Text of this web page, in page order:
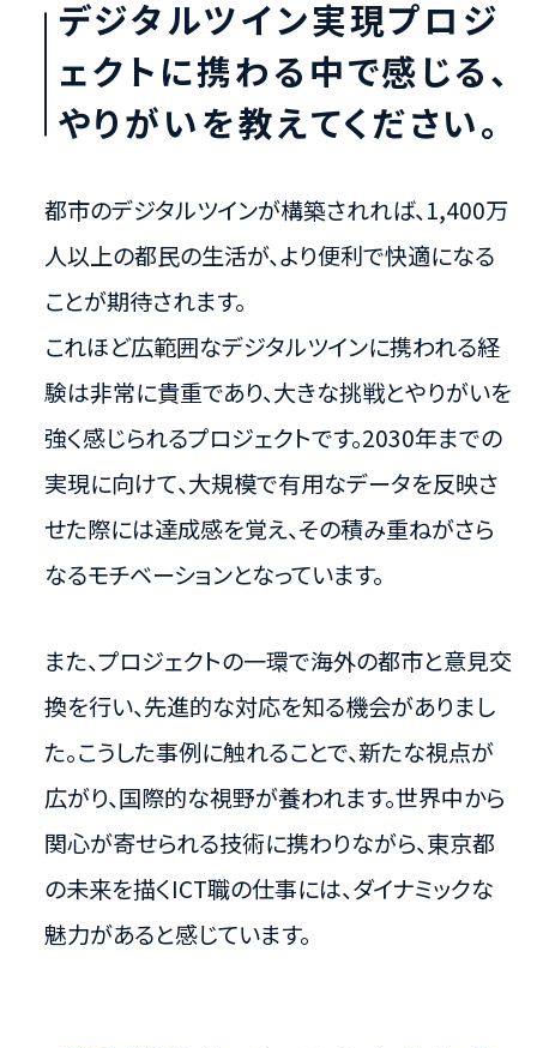
デジタルツイン実現プロジ
ェクトに携わる中で感じる、
やりがいを教えてください。
都市のデジタルツインが構築されれば、1,400万
人以上の都民の生活が、より便利で快適になる
ことが期待されます。
これほど広範囲なデジタルツインに携われる経
験は非常に貴重であり、大きな挑戦とやりがいを
強く感じられるプロジェクトです。2030年までの
実現に向けて、大規模で有用なデータを反映さ
せた際には達成感を覚え、その積み重ねがさら
なるモチベーションとなっています。
また、プロジェクトの一環で海外の都市と意見交
換を行い、先進的な対応を知る機会がありまし
た。こうした事例に触れることで、新たな視点が
広がり、国際的な視野が養われます。世界中から
関心が寄せられる技術に携わりながら、東京都
の未来を描くICT職の仕事には、ダイナミックな
魅力があると感じています。